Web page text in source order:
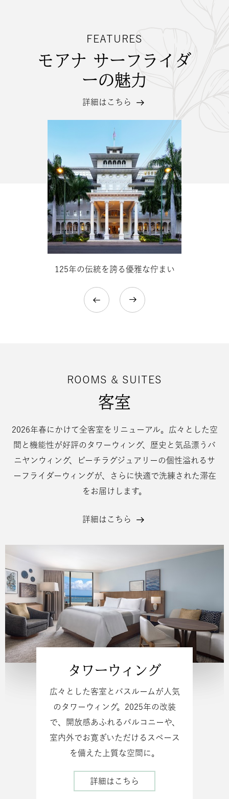
FEATURES
モアナ サーフライダ
ーの魅力
詳細はこちら
ナ
サ
ー
フ
ラ
イ
ダ
の
魅
力
125年の伝統を誇る優雅な佇まい
ROOMS & SUITES
客室
2026年春にかけて全客室をリニューアル。広々とした空
間と機能性が好評のタワーウィング、歴史と気品漂うバ
ニヤンウィング、ビーチラグジュアリーの個性溢れるサ
ーフライダーウィングが、さらに快適で洗練された滞在
をお届けします。
詳細はこちら
室
タワーウィング
広々とした客室とバスルームが人気
のタワーウィング。2025年の改装
で、開放感あふれるバルコニーや、
室内外でお寛ぎいただけるスペース
を備えた上質な空間に。
詳細はこちら
タ